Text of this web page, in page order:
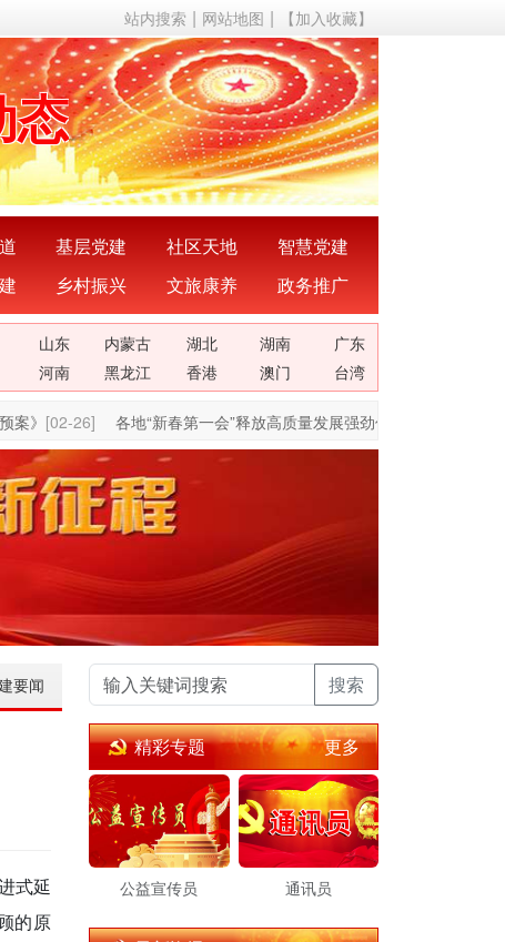
站内搜索 网站地图 【加入收藏】
音
态
果
就
论
系
音
基层党建 社区天地
智慧党建
乡村振兴 文旅康养 政务推广
山东 内蒙古 湖北 湖南
广东
河南 黑龙江 香港 澳门 台湾
》[02-26] 各地“新春第一会”释放高质量发展强劲信号
要闻
式延
的原
搜索
精彩专题 更多
公益宣传员 通讯员